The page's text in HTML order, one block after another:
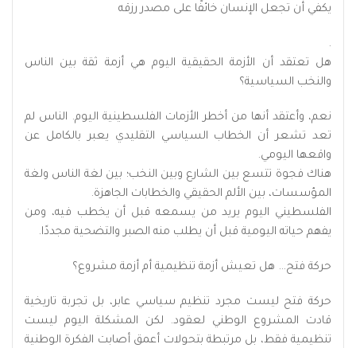
يكفي أن تجعل الإنسان خائفًا على مصدر رزقه
.
هل تعتقد أن الأزمة الحقيقية اليوم هي أزمة ثقة بين الناس
والنخب السياسية؟
نعم، وأعتقد أنها من أخطر الأزمات الفلسطينية اليوم. الناس لم
تعد تشعر أن الخطاب السياسي التقليدي يعبر بالكامل عن
واقعها اليومي.
هناك فجوة تتسع بين الشارع وبين النخب؛ بين لغة الناس ولغة
المؤسسات، بين الألم الحقيقي والخطابات الجاهزة.
الفلسطيني اليوم يريد من يسمعه قبل أن يخطب فيه، ومن
يفهم حياته اليومية قبل أن يطلب منه الصبر والتضحية مجددًا.
حركة فتح… هل تعيش أزمة تنظيمية أم أزمة مشروع؟
حركة فتح ليست مجرد تنظيم سياسي عابر، بل تجربة تاريخية
قادت المشروع الوطني لعقود. لكن المشكلة اليوم ليست
تنظيمية فقط، بل مرتبطة بتحولات أعمق أصابت الفكرة الوطنية